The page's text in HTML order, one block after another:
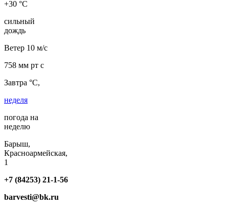
+30 °C
сильный
дождь
Ветер 10 м/с
758 мм рт с
Завтра °C,
неделя
погода на
неделю
Барыш,
Красноармейская,
1
+7 (84253) 21-1-56
barvesti@bk.ru